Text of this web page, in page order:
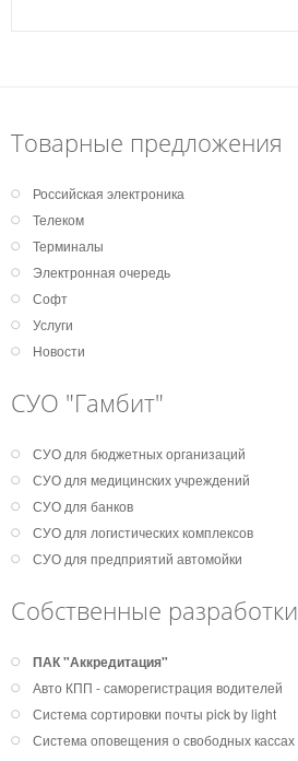
Товарные предложения
Российская электроника
Телеком
Терминалы
Электронная очередь
Софт
Услуги
Новости
СУО "Гамбит"
СУО для бюджетных организаций
СУО для медицинских учреждений
СУО для банков
СУО для логистических комплексов
СУО для предприятий автомойки
Собственные разработки
ПАК "Аккредитация"
Авто КПП - саморегистрация водителей
Система сортировки почты pick by light
Система оповещения о свободных кассах